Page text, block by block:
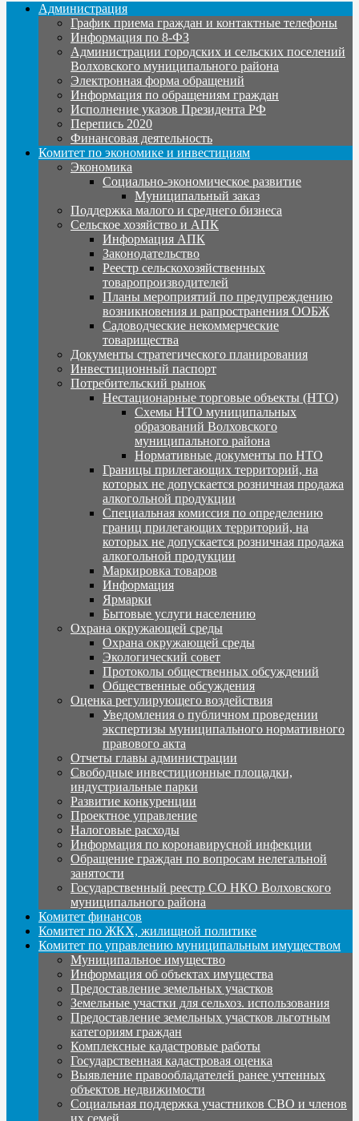
Администрация
График приема граждан и контактные телефоны
Информация по 8-ФЗ
Администрации городских и сельских поселений
Волховского муниципального района
Электронная форма обращений
Информация по обращениям граждан
Исполнение указов Президента РФ
Перепись 2020
Финансовая деятельность
Комитет по экономике и инвестициям
Экономика
Социально-экономическое развитие
Муниципальный заказ
Поддержка малого и среднего бизнеса
Сельское хозяйство и АПК
Информация АПК
Законодательство
Реестр сельскохозяйственных
товаропроизводителей
Планы мероприятий по предупреждению
возникновения и рапространения ООБЖ
Садоводческие некоммерческие
товарищества
Документы стратегического планирования
Инвестиционный паспорт
Потребительский рынок
Нестационарные торговые объекты (НТО)
Схемы НТО муниципальных
образований Волховского
муниципального района
Нормативные документы по НТО
Границы прилегающих территорий, на
которых не допускается розничная продажа
алкогольной продукции
Специальная комиссия по определению
границ прилегающих территорий, на
которых не допускается розничная продажа
алкогольной продукции
Маркировка товаров
Информация
Ярмарки
Бытовые услуги населению
Охрана окружающей среды
Охрана окружающей среды
Экологический совет
Протоколы общественных обсуждений
Общественные обсуждения
Оценка регулирующего воздействия
Уведомления о публичном проведении
экспертизы муниципального нормативного
правового акта
Отчеты главы администрации
Свободные инвестиционные площадки,
индустриальные парки
Развитие конкуренции
Проектное управление
Налоговые расходы
Информация по коронавирусной инфекции
Обращение граждан по вопросам нелегальной
занятости
Государственный реестр СО НКО Волховского
муниципального района
Комитет финансов
Комитет по ЖКХ, жилищной политике
Комитет по управлению муниципальным имуществом
Муниципальное имущество
Информация об объектах имущества
Предоставление земельных участков
Земельные участки для сельхоз. использования
Предоставление земельных участков льготным
категориям граждан
Комплексные кадастровые работы
Государственная кадастровая оценка
Выявление правообладателей ранее учтенных
объектов недвижимости
Социальная поддержка участников СВО и членов
их семей